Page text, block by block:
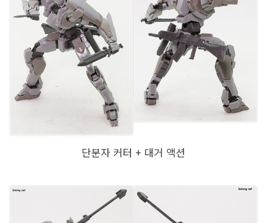
단분자 커터 + 대거 액션